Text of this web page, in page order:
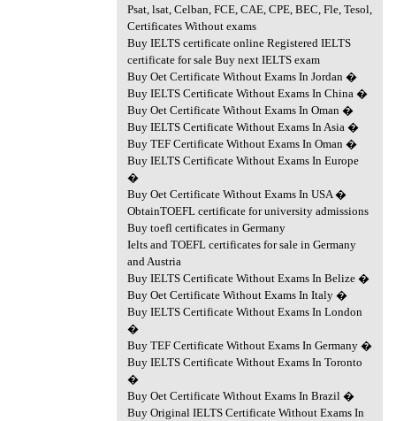
Psat, lsat, Celban, FCE, CAE, CPE, BEC, Fle, Tesol,
Certificates Without exams
Buy IELTS certificate online Registered IELTS
certificate for sale Buy next IELTS exam
Buy Oet Certificate Without Exams In Jordan �
Buy IELTS Certificate Without Exams In China �
Buy Oet Certificate Without Exams In Oman �
Buy IELTS Certificate Without Exams In Asia �
Buy TEF Certificate Without Exams In Oman �
Buy IELTS Certificate Without Exams In Europe
�
Buy Oet Certificate Without Exams In USA �
ObtainTOEFL certificate for university admissions
Buy toefl certificates in Germany
Ielts and TOEFL certificates for sale in Germany
and Austria
Buy IELTS Certificate Without Exams In Belize �
Buy Oet Certificate Without Exams In Italy �
Buy IELTS Certificate Without Exams In London
�
Buy TEF Certificate Without Exams In Germany �
Buy IELTS Certificate Without Exams In Toronto
�
Buy Oet Certificate Without Exams In Brazil �
Buy Original IELTS Certificate Without Exams In